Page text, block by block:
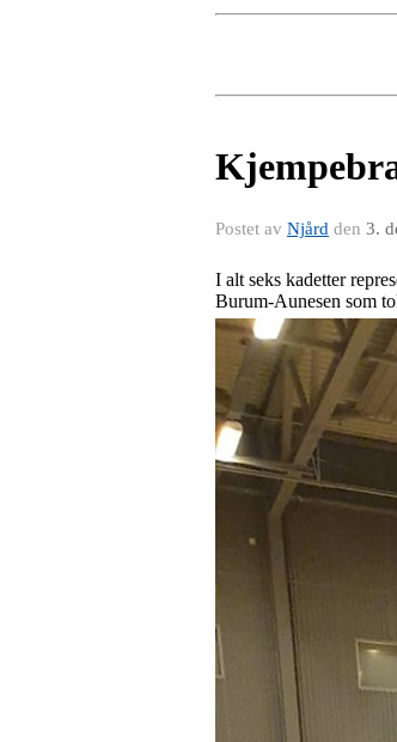
Postet av Njård den 3.
I alt seks kadetter
Burum-Aunesen som